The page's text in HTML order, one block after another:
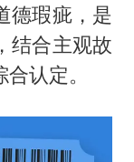
德瑕疵，是
结合主观故
认定。